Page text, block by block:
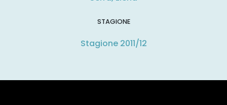
STAGIONE
Stagione 2011/12